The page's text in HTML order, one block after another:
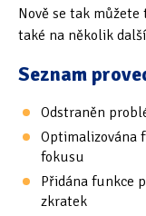
Hledání
Tipy & triky(17)
Nově se tak
také na několik
Seznam
Odstraněn
Optimalizována
fokusu
Přidána funkce
zkratek